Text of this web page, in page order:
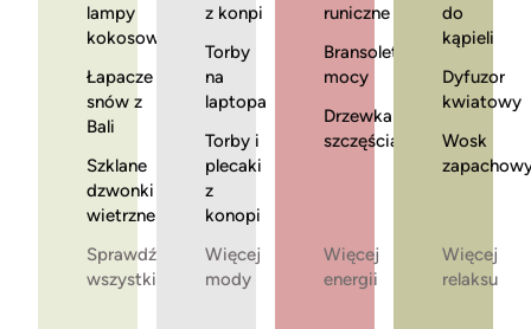
lampy
kokosowe
Łapacze
snów z
Bali
Szklane
dzwonki
wietrzne
Sprawdź
wszystkie
z konpi
Torby
na
laptopa
Torby i
plecaki
z
konopi
Więcej
mody
runiczne
Bransoletki
mocy
Drzewka
szczęścia
Więcej
energii
do
kąpieli
Dyfuzor
kwiatowy
Wosk
Więcej
relaksu